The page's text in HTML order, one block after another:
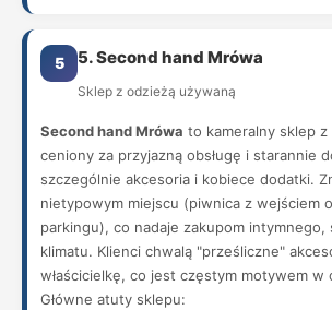
5 5. Second hand Mrówa
Sklep z odzieżą używaną
Second hand Mrówa to kameralny sklep
ceniony za przyjazną obsługę i starannie
szczególnie akcesoria i kobiece dodatki.
nietypowym miejscu (piwnica z wejściem
parkingu), co nadaje zakupom intymnego,
klimatu. Klienci chwalą "prześliczne"
właścicielkę, co jest częstym motywem w
Główne atuty sklepu: